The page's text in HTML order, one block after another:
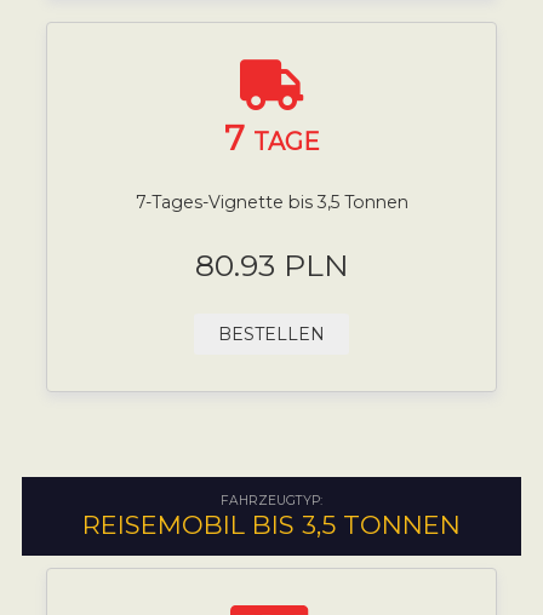
7 TAGE
7-Tages-Vignette bis 3,5 Tonnen
80.93 PLN
BESTELLEN
FAHRZEUGTYP:
REISEMOBIL BIS 3,5 TONNEN